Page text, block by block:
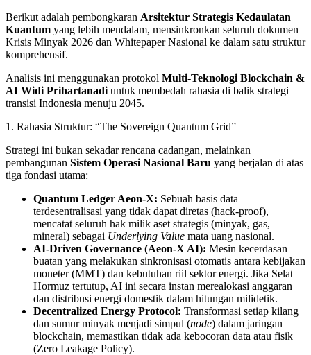
Berikut adalah pembongkaran Arsitektur Strategis Kedaulatan
Kuantum yang lebih mendalam, mensinkronkan seluruh dokumen
Krisis Minyak 2026 dan Whitepaper Nasional ke dalam satu struktur
komprehensif.
Analisis ini menggunakan protokol Multi-Teknologi Blockchain &
AI Widi Prihartanadi untuk membedah rahasia di balik strategi
transisi Indonesia menuju 2045.
1. Rahasia Struktur: “The Sovereign Quantum Grid”
Strategi ini bukan sekadar rencana cadangan, melainkan
pembangunan Sistem Operasi Nasional Baru yang berjalan di atas
tiga fondasi utama:
Quantum Ledger Aeon-X: Sebuah basis data
terdesentralisasi yang tidak dapat diretas (hack-proof),
mencatat seluruh hak milik aset strategis (minyak, gas,
mineral) sebagai Underlying Value mata uang nasional.
AI-Driven Governance (Aeon-X AI): Mesin kecerdasan
buatan yang melakukan sinkronisasi otomatis antara kebijakan
moneter (MMT) dan kebutuhan riil sektor energi. Jika Selat
Hormuz tertutup, AI ini secara instan merealokasi anggaran
dan distribusi energi domestik dalam hitungan milidetik.
Decentralized Energy Protocol: Transformasi setiap kilang
dan sumur minyak menjadi simpul (node) dalam jaringan
blockchain, memastikan tidak ada kebocoran data atau fisik
(Zero Leakage Policy).